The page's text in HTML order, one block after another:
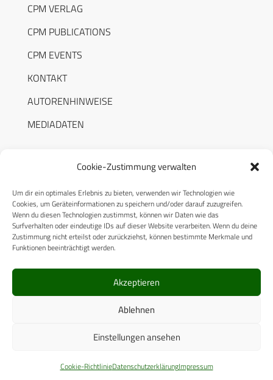
Cookie-Zustimmung verwalten
Um dir ein optimales Erlebnis zu bieten, verwenden wir Technologien wie
Cookies, um Geräteinformationen zu speichern und/oder darauf zuzugreifen.
Wenn du diesen Technologien zustimmst, können wir Daten wie das
Surfverhalten oder eindeutige IDs auf dieser Website verarbeiten. Wenn du deine
Zustimmung nicht erteilst oder zurückziehst, können bestimmte Merkmale und
Funktionen beeinträchtigt werden.
Akzeptieren
Ablehnen
Einstellungen ansehen
Cookie-RichtlinieDatenschutzerklärungImpressum
CPM VERLAG
CPM PUBLICATIONS
CPM EVENTS
KONTAKT
AUTORENHINWEISE
MEDIADATEN
RECHTLICHES
Datenschutzerklärung
Cookie-Richtlinie (EU)
© 2025 CPM GmbH – Alle Rechte vorbehalten